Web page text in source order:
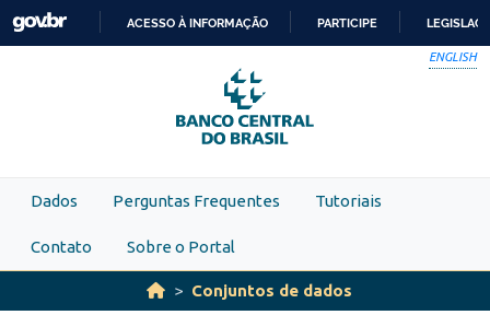
Skip to main content
PARA
O
CONTEÚDO
ACESSO À INFORMAÇÃO PARTICIPE
ENGLISH
Dados Perguntas Frequentes Tutoriais
Contato Sobre o Portal
Conjuntos de dados